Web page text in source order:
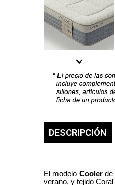
DESCRIPCIÓN
El modelo Coolerde
verano, y tejido